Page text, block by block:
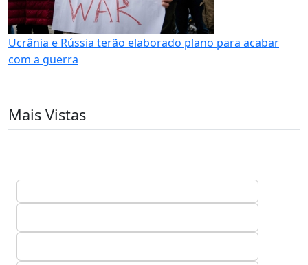
Ucrânia e Rússia terão elaborado plano para acabar
com a guerra
Mais Vistas